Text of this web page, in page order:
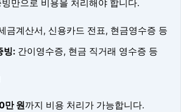
만으로 비용을 처리해야 합니다.
금계산서, 신용카드 전표, 현금영수증 등
빙:간이영수증, 현금 직거래 영수증 등
만 원까지 비용 처리가 가능합니다.